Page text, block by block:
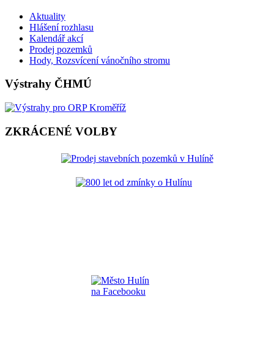
Aktuality
Hlášení rozhlasu
Kalendář akcí
Prodej pozemků
Hody, Rozsvícení vánočního stromu
Výstrahy ČHMÚ
ZKRÁCENÉ VOLBY